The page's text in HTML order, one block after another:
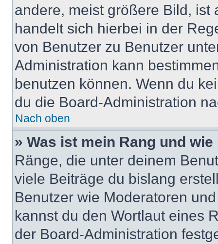
andere, meist größere Bild, ist
handelt sich hierbei in der
von Benutzer zu Benutzer
Administration kann
benutzen können. Wenn du
du die Board-Administration
Nach oben
» Was ist mein Rang und
Ränge, die unter deinem
viele Beiträge du bislang
Benutzer wie Moderatoren
kannst du den Wortlaut eines
der Board-Administration